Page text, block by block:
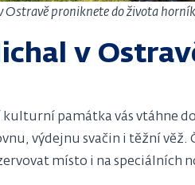
Ostravě proniknete do života
v
památka vás vtáhne
výdejnu svačin i těžní
místo i na speciálních